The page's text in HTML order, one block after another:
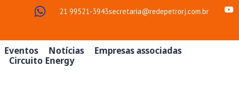
21 99521-3943secretaria@redepetrorj.com.br
Eventos Notícias
Empresas associadas
Circuito Energy